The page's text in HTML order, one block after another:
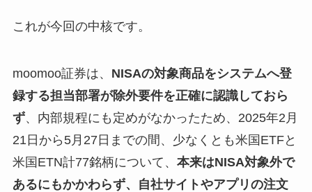
これが今回の中核です。
moomoo証券は、 NISAの対象商品をシステムへ登
録する担当部署が除外要件を正確に認識しておら
ず、内部規程にも定めがなかったため、2025年2月
21日から5月27日までの間、少なくとも米国ETFと
米国ETN計77銘柄について、 本来はNISA対象外で
あるにもかかわらず、自社サイトやアプリの注文